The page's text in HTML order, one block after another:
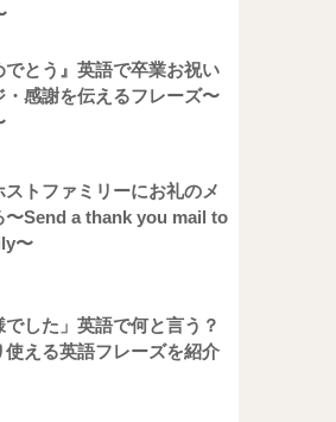
でとう』英語で卒業お祝い
・感謝を伝えるフレーズ〜
ストファミリーにお礼のメ
〜Send a thank you mail to
〜
でした」英語で何と言う？
使える英語フレーズを紹介